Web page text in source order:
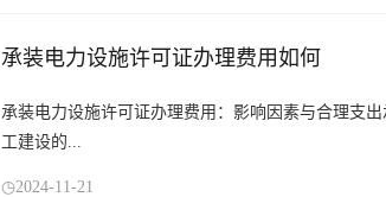
承装电力设施许可证办理费用如何
承装电力设施许可证办理费用：影响因素与合理支
工建设的...
2024-11-21